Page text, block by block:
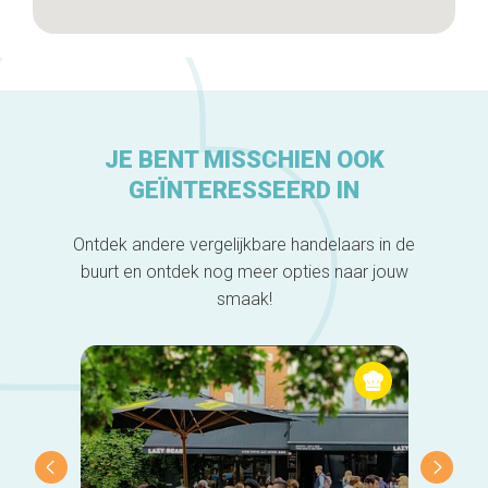
JE BENT MISSCHIEN OOK
GEÏNTERESSEERD IN
Ontdek andere vergelijkbare handelaars in de
buurt en ontdek nog meer opties naar jouw
smaak!